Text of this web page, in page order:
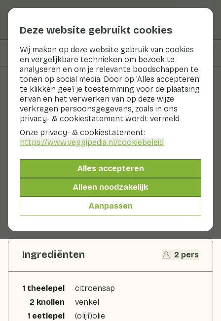
Deze website gebruikt cookies
Wij maken op deze website gebruik van cookies
en vergelijkbare technieken om bezoek te
analyseren en om je relevante boodschappen te
tonen op social media. Door op 'Alles accepteren'
te klikken geef je toestemming voor de plaatsing
ervan en het verwerken van op deze wijze
verkregen persoonsgegevens, zoals in ons
privacy- & cookiestatement wordt vermeld.
Onze privacy- & cookiestatement:
https://www.veggipedia.nl/cookiebeleid
Alles accepteren
Alleen noodzakelijk
Aanpassen
Op deze pagina Voedingswaarden
Recepten
Venkelsalade met appel
Hoofdgerecht 2 pers 10 - 20 min
Benieuwd naar de CO₂ uitstoot per ingrediënt?
Bekijk de impact
Met seizoensproducten
360gr groenten p.p.&70gr fruit p.p.
Ingrediënten 2 pers
1 theelepel
citroensap
2 knollen
venkel
1 eetlepel
(olijf)olie